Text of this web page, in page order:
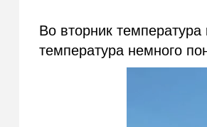
Во вторник
температура немного